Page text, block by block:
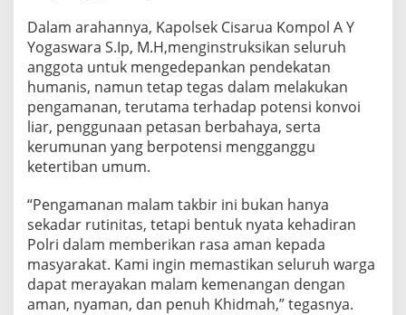
Dalam arahannya, Kapolsek Cisarua Kompol A Y
Yogaswara S.Ip, M.H,menginstruksikan seluruh
anggota untuk mengedepankan pendekatan
humanis, namun tetap tegas dalam melakukan
pengamanan, terutama terhadap potensi konvoi
liar, penggunaan petasan berbahaya, serta
kerumunan yang berpotensi mengganggu
ketertiban umum.
“Pengamanan malam takbir ini bukan hanya
sekadar rutinitas, tetapi bentuk nyata kehadiran
Polri dalam memberikan rasa aman kepada
masyarakat. Kami ingin memastikan seluruh warga
dapat merayakan malam kemenangan dengan
aman, nyaman, dan penuh Khidmah,” tegasnya.